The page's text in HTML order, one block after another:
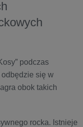
podczas
się w
obok takich
rocka. Istnieje